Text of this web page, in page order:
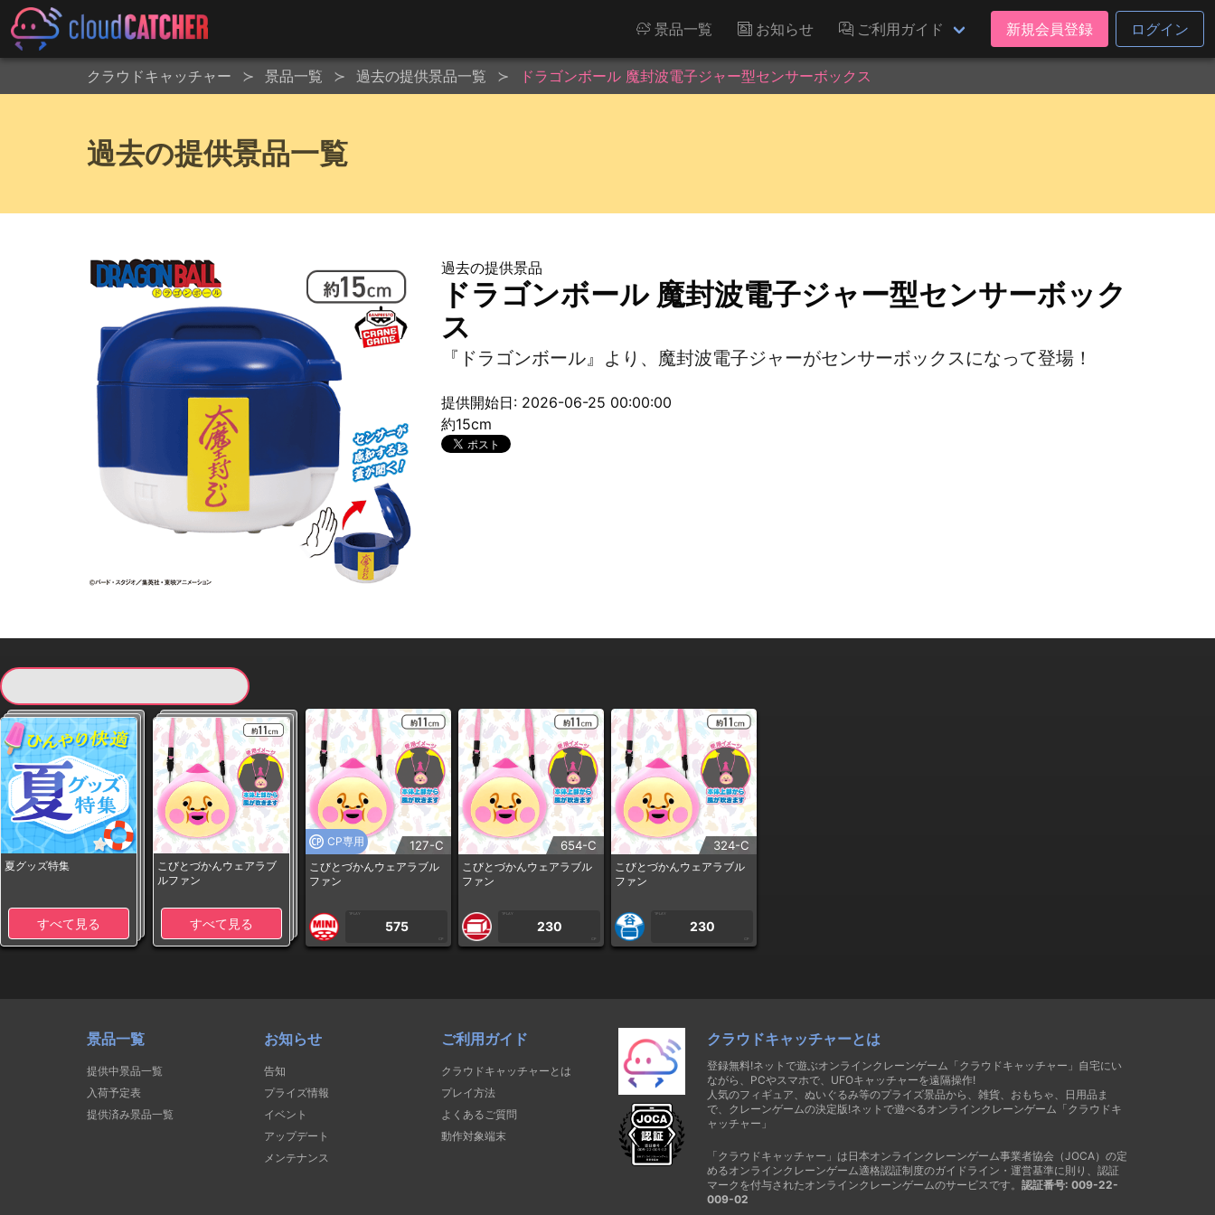
景品一覧 お知らせ ご利用ガイド 新規会員登録 ログイン
クラウドキャッチャー 景品一覧 過去の提供景品一覧 ドラゴンボール 魔封波電子ジャー型センサーボックス
過去の提供景品一覧
過去の提供景品
ドラゴンボール 魔封波電子ジャー型センサーボック
ス
『ドラゴンボール』より、魔封波電子ジャーがセンサーボックスになって登場！
提供開始日: 2026-06-25 00:00:00
約15cm
夏グッズ特集
すべて見る
こびとづかんウェアラブ
ルファン
すべて見る
CP専用 127-C
こびとづかんウェアラブル
ファン
1PLAY
575
CP
654-C
こびとづかんウェアラブル
ファン
1PLAY
230
CP
324-C
こびとづかんウェアラブル
ファン
1PLAY
230
CP
景品一覧
提供中景品一覧
入荷予定表
提供済み景品一覧
お知らせ
告知
プライズ情報
イベント
アップデート
メンテナンス
ご利用ガイド
クラウドキャッチャーとは
プレイ方法
よくあるご質問
動作対象端末
クラウドキャッチャーとは
登録無料!ネットで遊ぶオンラインクレーンゲーム「クラウドキャッチャー」自宅にい
ながら、PCやスマホで、UFOキャッチャーを遠隔操作!
人気のフィギュア、ぬいぐるみ等のプライズ景品から、雑貨、おもちゃ、日用品ま
で、クレーンゲームの決定版!ネットで遊べるオンラインクレーンゲーム「クラウドキ
ャッチャー」
「クラウドキャッチャー」は日本オンラインクレーンゲーム事業者協会（JOCA）の定
めるオンラインクレーンゲーム適格認証制度のガイドライン・運営基準に則り、認証
マークを付与されたオンラインクレーンゲームのサービスです。 認証番号: 009-22-
009-02